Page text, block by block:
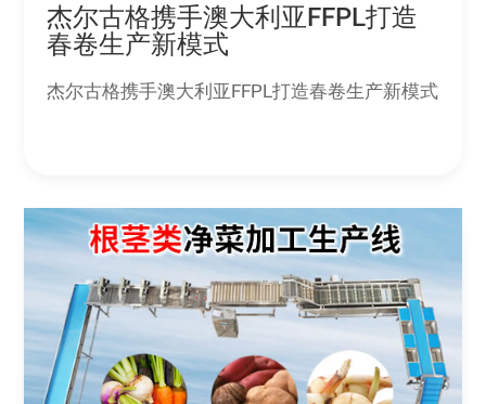
杰尔古格携手澳大利亚FFPL打造
春卷生产新模式
杰尔古格携手澳大利亚FFPL打造春卷生产新模式